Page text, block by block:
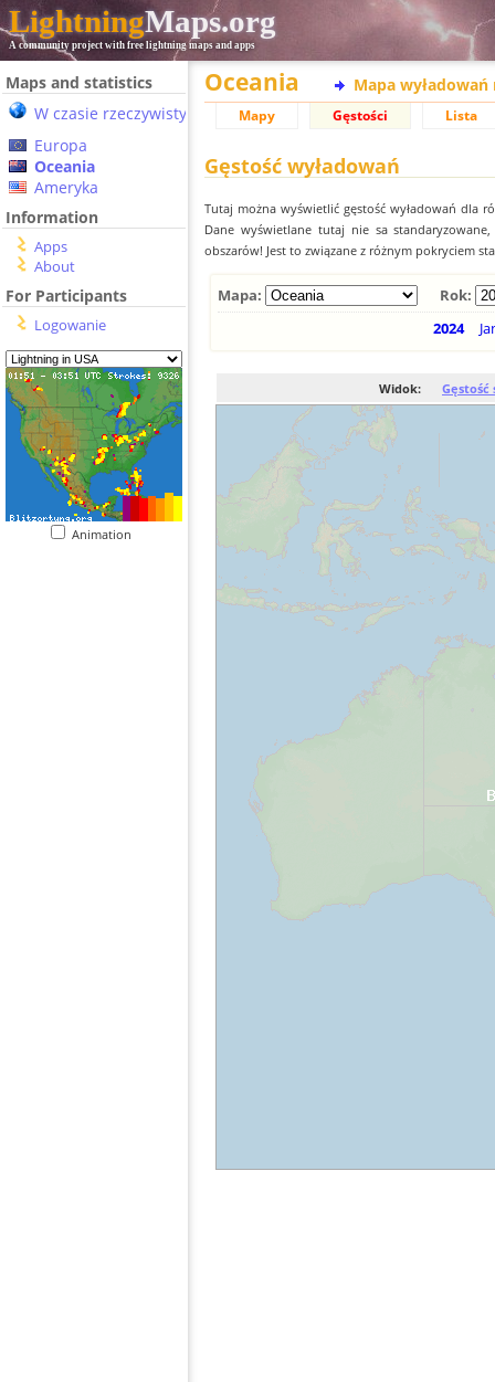
LightningMaps.org
A community project with free lightning maps and apps
Maps and statistics
W czasie rzeczywistym
Europa
Oceania
Ameryka
Information
Apps
About
For Participants
Logowanie
Animation
Oceania Mapa wyładowań
Mapy Gęstości Lista
Gęstość wyładowań
Tutaj można wyświetlić gęstość wyładowań dla
Dane wyświetlane tutaj nie sa
obszarów! Jest to związane z różnym pokryciem
Mapa:
Rok:
2024
Widok: Gęstość